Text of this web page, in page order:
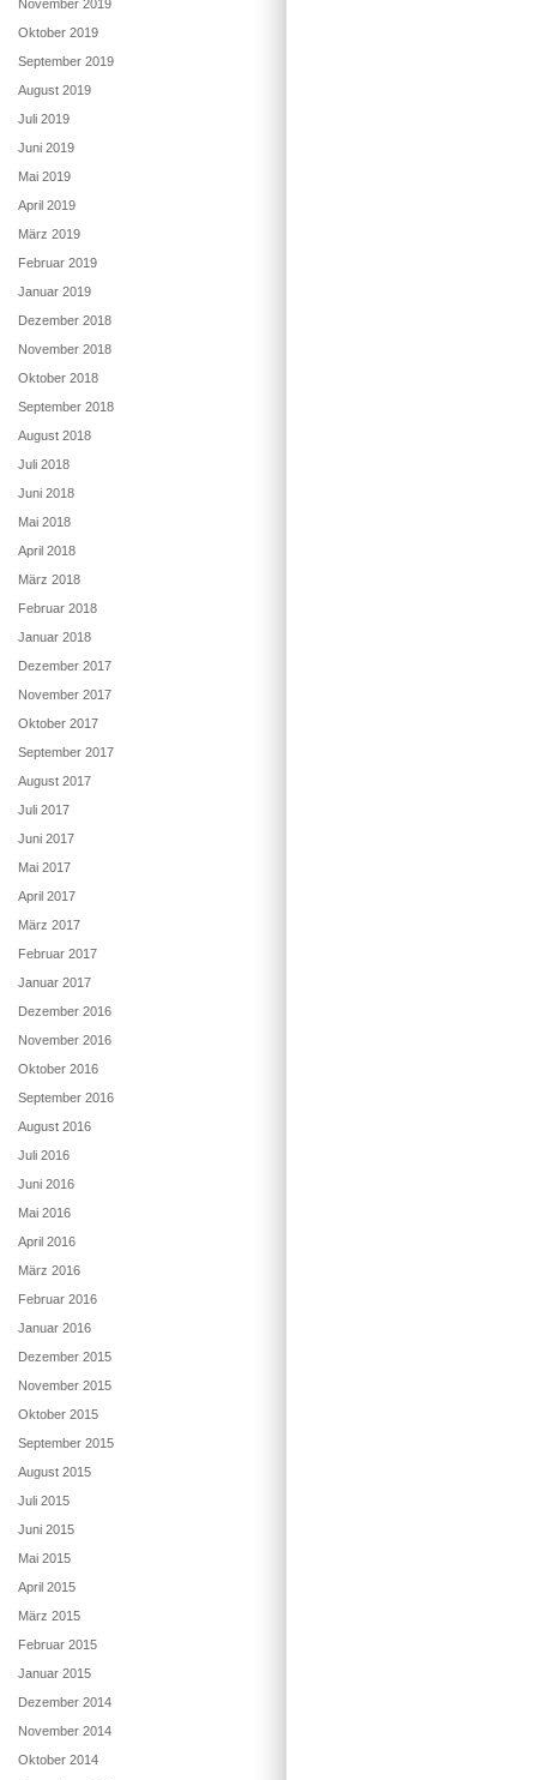
November 2019
Oktober 2019
September 2019
August 2019
Juli 2019
Juni 2019
Mai 2019
April 2019
März 2019
Februar 2019
Januar 2019
Dezember 2018
November 2018
Oktober 2018
September 2018
August 2018
Juli 2018
Juni 2018
Mai 2018
April 2018
März 2018
Februar 2018
Januar 2018
Dezember 2017
November 2017
Oktober 2017
September 2017
August 2017
Juli 2017
Juni 2017
Mai 2017
April 2017
März 2017
Februar 2017
Januar 2017
Dezember 2016
November 2016
Oktober 2016
September 2016
August 2016
Juli 2016
Juni 2016
Mai 2016
April 2016
März 2016
Februar 2016
Januar 2016
Dezember 2015
November 2015
Oktober 2015
September 2015
August 2015
Juli 2015
Juni 2015
Mai 2015
April 2015
März 2015
Februar 2015
Januar 2015
Dezember 2014
November 2014
Oktober 2014